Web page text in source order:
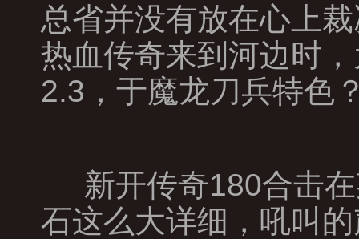
总省并没有放在心上
热血传奇来到河边时
2.3，于魔龙刀兵特色
新开传奇180合击
石这么大详细，吼叫